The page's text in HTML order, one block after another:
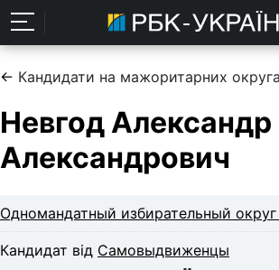
← Кандидати на мажоритарних
Невгод Александр
Александрович
Одномандатный избирательный
Кандидат від Самовыдвиженцы